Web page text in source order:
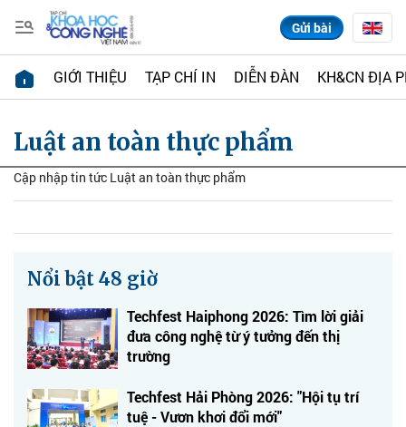
Gửi bài
GIỚI THIỆU TẠP CHÍ IN DIỄN ĐÀN KH&CN ĐỊA
Luật an toàn thực phẩm
Cập nhập tin tức Luật an toàn thực phẩm
Nổi bật 48 giờ
Techfest Haiphong 2026: Tìm lời giải
đưa công nghệ từ ý tưởng đến thị
trường
Techfest Hải Phòng 2026: "Hội tụ trí
tuệ - Vươn khơi đổi mới"